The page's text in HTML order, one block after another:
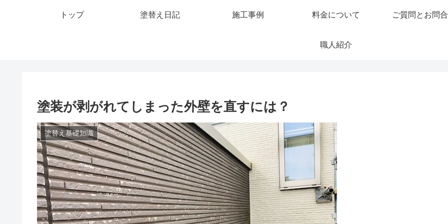
トップ 塗替え日記 施工事例 料金について ご質問とお問
職人紹介
塗装が剥がれてしまった外壁を直すには？
塗替え基礎知識